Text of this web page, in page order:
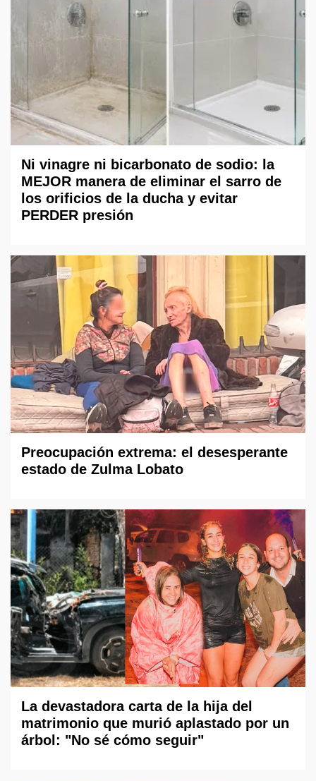
Ni vinagre ni bicarbonato de sodio: la
MEJOR manera de eliminar el sarro de
los orificios de la ducha y evitar
PERDER presión
Preocupación extrema: el desesperante
estado de Zulma Lobato
La devastadora carta de la hija del
matrimonio que murió aplastado por un
árbol: "No sé cómo seguir"